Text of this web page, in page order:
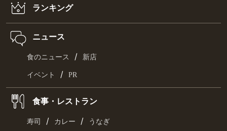
ランキング
ニュース
食のニュース / 新店
イベント / PR
食事・レストラン
寿司 / カレー / うなぎ